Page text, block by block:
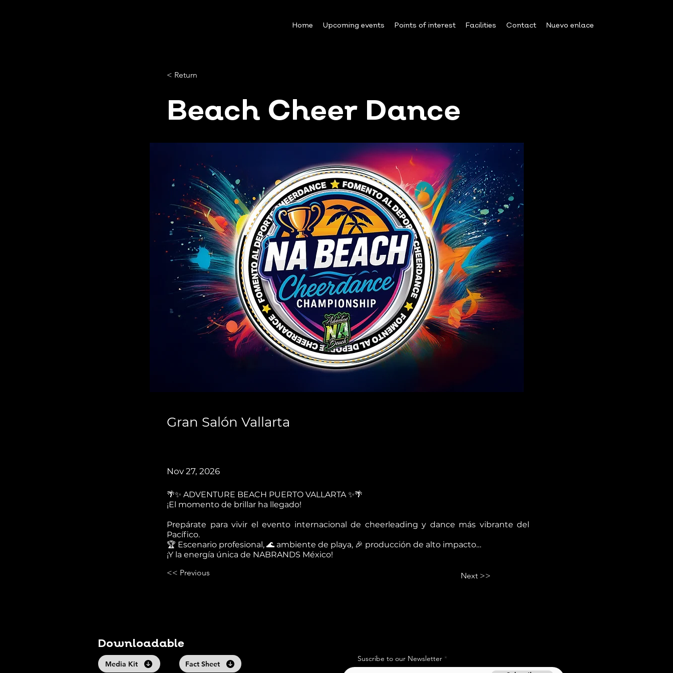
Home Upcoming events Points of interest Facilities Contact Nuevo enlace
< Return
Beach Cheer Dance
Gran Salón Vallarta
Nov 27, 2026
🌴✨ ADVENTURE BEACH PUERTO VALLARTA ✨🌴
¡El momento de brillar ha llegado!
Prepárate para vivir el evento internacional de cheerleading y dance más vibrante del
Pacífico.
🏆 Escenario profesional, 🌊 ambiente de playa, 🎉 producción de alto impacto…
¡Y la energía única de NABRANDS México!
<< Previous
Next >>
Downloadable
Media Kit Fact Sheet
Suscribe to our Newsletter